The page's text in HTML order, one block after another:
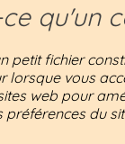
ce qu'un
petit fichier
lorsque vous
web pour
du